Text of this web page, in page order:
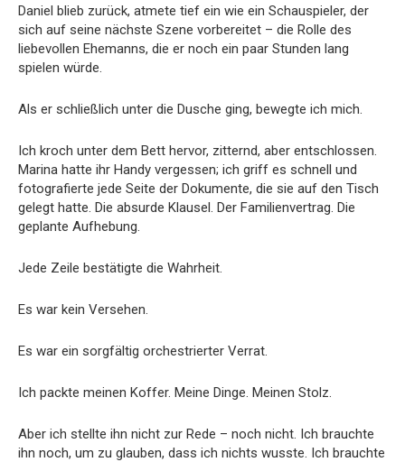
Daniel blieb zurück, atmete tief ein wie ein Schauspieler, der
sich auf seine nächste Szene vorbereitet – die Rolle des
liebevollen Ehemanns, die er noch ein paar Stunden lang
spielen würde.
Als er schließlich unter die Dusche ging, bewegte ich mich.
Ich kroch unter dem Bett hervor, zitternd, aber entschlossen.
Marina hatte ihr Handy vergessen; ich griff es schnell und
fotografierte jede Seite der Dokumente, die sie auf den Tisch
gelegt hatte. Die absurde Klausel. Der Familienvertrag. Die
geplante Aufhebung.
Jede Zeile bestätigte die Wahrheit.
Es war kein Versehen.
Es war ein sorgfältig orchestrierter Verrat.
Ich packte meinen Koffer. Meine Dinge. Meinen Stolz.
Aber ich stellte ihn nicht zur Rede – noch nicht. Ich brauchte
ihn noch, um zu glauben, dass ich nichts wusste. Ich brauchte